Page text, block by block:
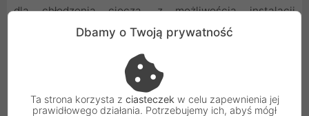
dla chłodzenia cieczą, z możliwością instalacji
radiatorów o wielkości 240 mm lub 120 mm na górze
prędkością 1100 RPM, zapewniając cichą i efektywną
pracę od samego początku.
Dbamy o Twoją prywatność
Ta strona korzysta z ciasteczek w celu zapewnienia jej
prawidłowego działania. Potrzebujemy ich, abyś mógł